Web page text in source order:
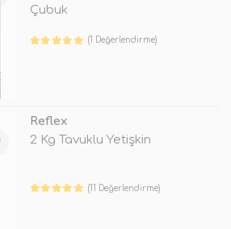
Çubuk
(1 Değerlendirme)
Reflex
2 Kg Tavuklu Yetişkin
(11 Değerlendirme)